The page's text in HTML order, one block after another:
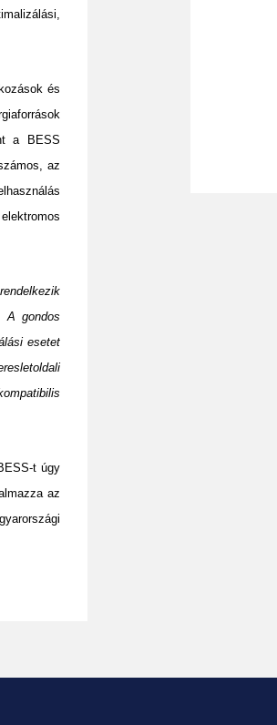
és
a BESS
az
A gondos
esetet
t úgy
az